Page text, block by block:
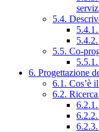
5.4.
5.5. Co-
6. Progettazione
6.1. Cos’è
6.2.